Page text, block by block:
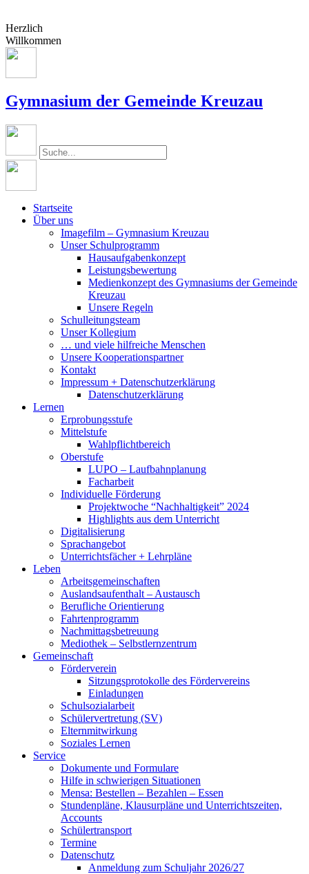
Herzlich
Willkommen
Gymnasium der Gemeinde Kreuzau
Startseite
Über uns
Imagefilm – Gymnasium Kreuzau
Unser Schulprogramm
Hausaufgabenkonzept
Leistungsbewertung
Medienkonzept des Gymnasiums der Gemeinde
Kreuzau
Unsere Regeln
Schulleitungsteam
Unser Kollegium
… und viele hilfreiche Menschen
Unsere Kooperationspartner
Kontakt
Impressum + Datenschutzerklärung
Datenschutzerklärung
Lernen
Erprobungsstufe
Mittelstufe
Wahlpflichtbereich
Oberstufe
LUPO – Laufbahnplanung
Facharbeit
Individuelle Förderung
Projektwoche “Nachhaltigkeit” 2024
Highlights aus dem Unterricht
Digitalisierung
Sprachangebot
Unterrichtsfächer + Lehrpläne
Leben
Arbeitsgemeinschaften
Auslandsaufenthalt – Austausch
Berufliche Orientierung
Fahrtenprogramm
Nachmittagsbetreuung
Mediothek – Selbstlernzentrum
Gemeinschaft
Förderverein
Sitzungsprotokolle des Fördervereins
Einladungen
Schulsozialarbeit
Schülervertretung (SV)
Elternmitwirkung
Soziales Lernen
Service
Dokumente und Formulare
Hilfe in schwierigen Situationen
Mensa: Bestellen – Bezahlen – Essen
Stundenpläne, Klausurpläne und Unterrichtszeiten,
Accounts
Schülertransport
Termine
Datenschutz
Anmeldung zum Schuljahr 2026/27